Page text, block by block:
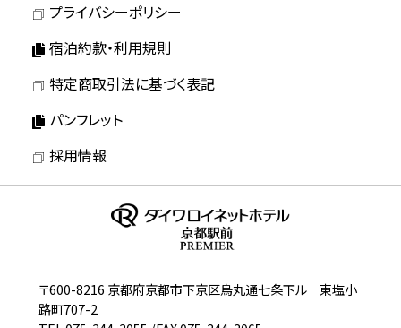
プライバシーポリシー
宿泊約款・利用規則
特定商取引法に基づく表記
パンフレット
採用情報
〒600-8216 京都府京都市下京区烏丸通七条下ル 東塩小
路町707-2